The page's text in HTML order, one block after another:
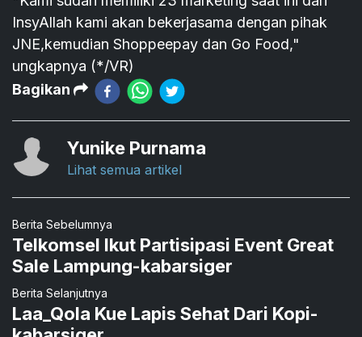
InsyAllah kami akan bekerjasama dengan pihak
JNE,kemudian Shoppeepay dan Go Food,"
ungkapnya (*/VR)
Bagikan
Yunike Purnama
Lihat semua artikel
Berita Sebelumnya
Telkomsel Ikut Partisipasi Event Great
Sale Lampung-kabarsiger
Berita Selanjutnya
Laa_Qola Kue Lapis Sehat Dari Kopi-